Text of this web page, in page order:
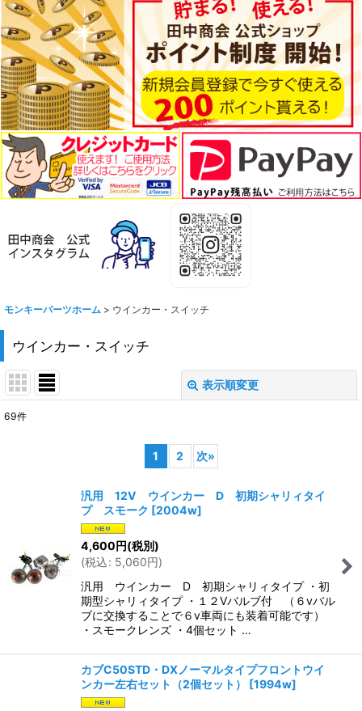
モンキーパーツホーム > ウインカー・スイッチ
ウインカー・スイッチ
表示順変更
並び順
絞り込む
69件
1 2 次»
汎用 12V ウインカー D 初期シャリィタイ
プ スモーク [2004w]
4,600円(税別)
(税込: 5,060円)
汎用 ウインカー D 初期シャリィタイプ ・初
期型シャリィタイプ ・１２Vバルブ付 （６vバル
ブに交換することで６v車両にも装着可能です）
・スモークレンズ ・4個セット …
カブC50STD・DXノーマルタイプフロントウイ
ンカー左右セット（2個セット）
[1994w]